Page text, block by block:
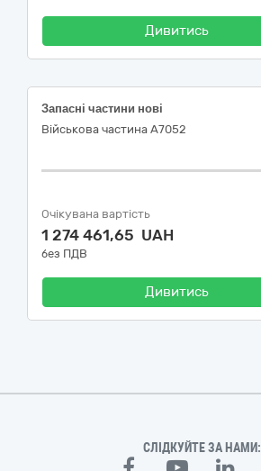
Дивитись
Запасні частини нові
Військова частина А7052
Очікувана вартість
1 274 461,65 UAH
без ПДВ
Дивитись
СЛІДКУЙТЕ ЗА НАМИ: